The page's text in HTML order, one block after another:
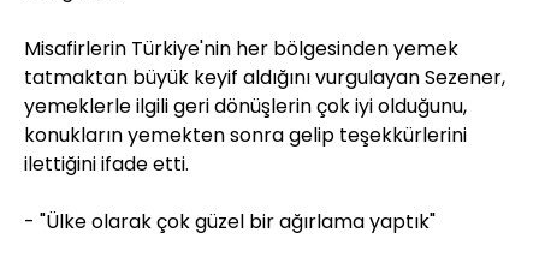
Misafirlerin Türkiye'nin her bölgesinden yemek
tatmaktan büyük keyif aldığını vurgulayan Sezener,
yemeklerle ilgili geri dönüşlerin çok iyi olduğunu,
konukların yemekten sonra gelip teşekkürlerini
ilettiğini ifade etti.
- "Ülke olarak çok güzel bir ağırlama yaptık"